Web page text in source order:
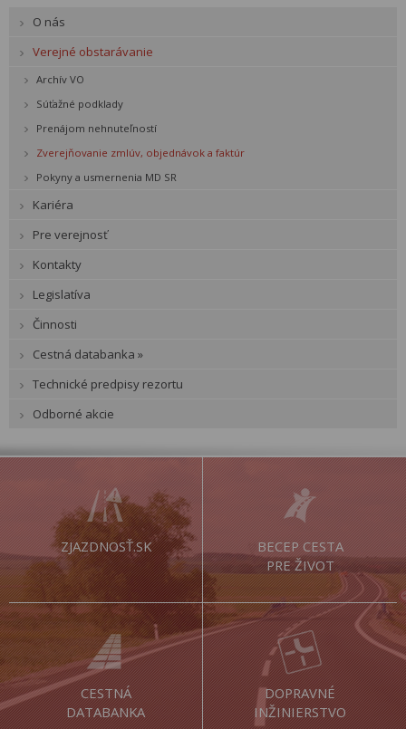
O nás
Verejné obstarávanie
Archív VO
Súťažné podklady
Prenájom nehnuteľností
Zverejňovanie zmlúv, objednávok a faktúr
Pokyny a usmernenia MD SR
Kariéra
Pre verejnosť
Kontakty
Legislatíva
Činnosti
Cestná databanka »
Technické predpisy rezortu
Odborné akcie
ZJAZDNOSŤ.SK
BECEP CESTA
PRE ŽIVOT
CESTNÁ
DATABANKA
DOPRAVNÉ
INŽINIERSTVO